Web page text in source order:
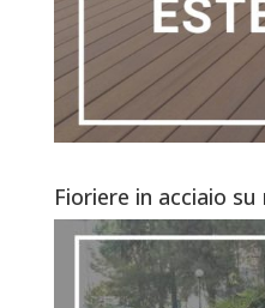
Fioriere in acciaio su